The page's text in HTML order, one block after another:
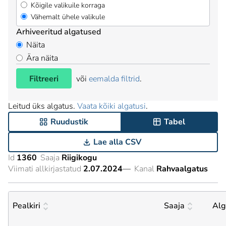
Kõigile valikuile korraga
Vähemalt ühele valikule
Arhiveeritud algatused
Näita
Ära näita
Filtreeri
või eemalda filtrid.
Leitud üks algatus. Vaata kõiki algatusi.
Ruudustik
Tabel
Lae alla CSV
Id 1360 Saaja Riigikogu
Viimati allkirjastatud 2.07.2024— Kanal Rahvaalgatus
Pealkiri Saaja